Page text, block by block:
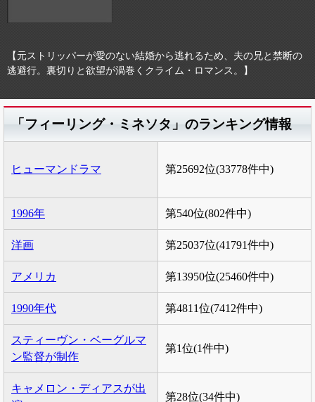
【元ストリッパーが愛のない結婚から逃れるため、夫の兄と禁断の
逃避行。裏切りと欲望が渦巻くクライム・ロマンス。】
「フィーリング・ミネソタ」のランキング情報
ヒューマンドラマ 第25692位(33778件中)
1996年 第540位(802件中)
洋画 第25037位(41791件中)
アメリカ 第13950位(25460件中)
1990年代 第4811位(7412件中)
スティーヴン・ベーグルマ
ン監督が制作
第1位(1件中)
キャメロン・ディアスが出
第28位(34件中)